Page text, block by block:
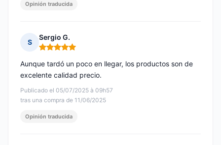
Opinión traducida
S
Sergio G.
Nota: 5 de 5
Publicado el 05/07/2025 à 09h57
tras una compra de 11/06/2025
Aunque tardó un poco en llegar, los productos son de
excelente calidad precio.
Opinión traducida